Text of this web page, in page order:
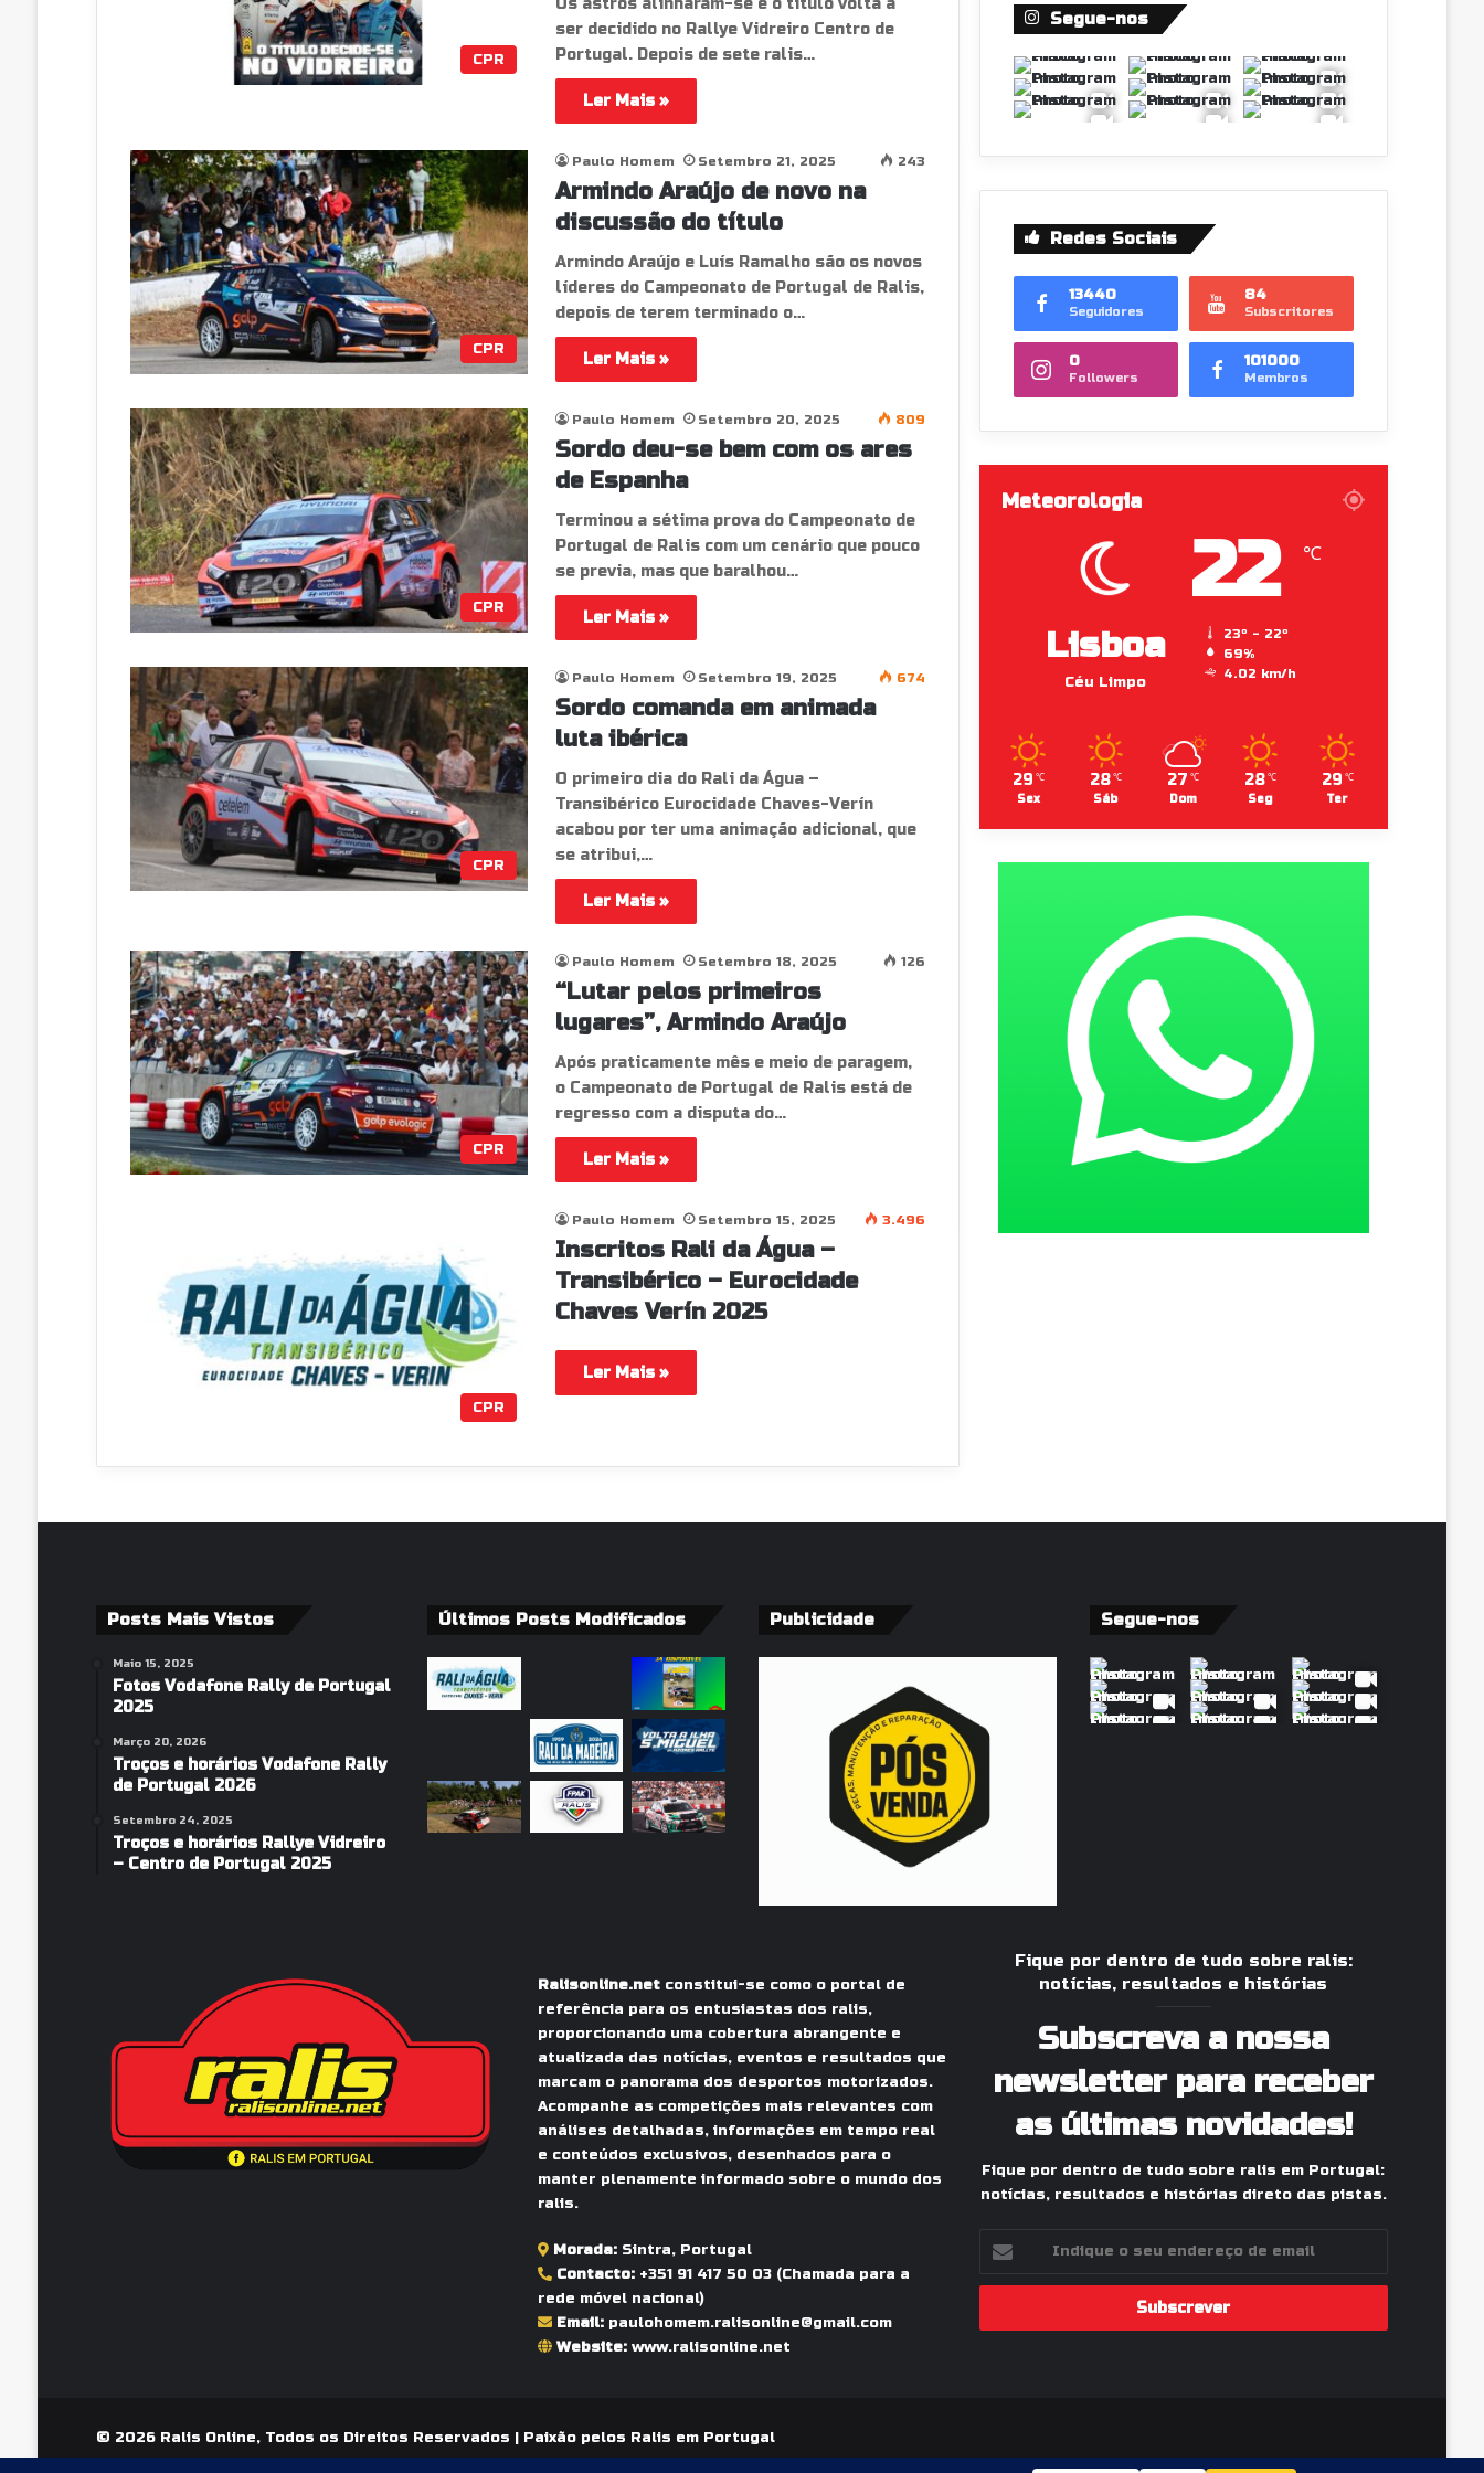
CPR
Os astros alinharam-se e o título volta a
ser decidido no Rallye Vidreiro Centro de
Portugal. Depois de sete ralis…
Ler Mais »
CPR
Paulo Homem Setembro 21, 2025 243
Armindo Araújo de novo na
discussão do título
Armindo Araújo e Luís Ramalho são os novos
líderes do Campeonato de Portugal de Ralis,
depois de terem terminado o…
Ler Mais »
CPR
Paulo Homem Setembro 20, 2025 809
Sordo deu-se bem com os ares
de Espanha
Terminou a sétima prova do Campeonato de
Portugal de Ralis com um cenário que pouco
se previa, mas que baralhou…
Ler Mais »
CPR
Paulo Homem Setembro 19, 2025 674
Sordo comanda em animada
luta ibérica
O primeiro dia do Rali da Água –
Transibérico Eurocidade Chaves-Verín
acabou por ter uma animação adicional, que
se atribui,…
Ler Mais »
CPR
Paulo Homem Setembro 18, 2025 126
“Lutar pelos primeiros
lugares”, Armindo Araújo
Após praticamente mês e meio de paragem,
o Campeonato de Portugal de Ralis está de
regresso com a disputa do…
Ler Mais »
CPR
Paulo Homem Setembro 15, 2025 3.496
Inscritos Rali da Água –
Transibérico – Eurocidade
Chaves Verín 2025
Ler Mais »
Segue-nos
Redes Sociais
13440
Seguidores
84
Subscritores
0
Followers
101000
Membros
Meteorologia
Lisboa
Céu Limpo
22 ℃
23º - 22º
69%
4.02 km/h
29 ℃
Sex
28 ℃
Sáb
27 ℃
Dom
28 ℃
Seg
29 ℃
Ter
Posts Mais Vistos
Maio 15, 2025
Fotos Vodafone Rally de Portugal
2025
Março 20, 2026
Troços e horários Vodafone Rally
de Portugal 2026
Setembro 24, 2025
Troços e horários Rallye Vidreiro
– Centro de Portugal 2025
Últimos Posts Modificados Publicidade Segue-nos
Ralisonline.netconstitui-se como o portal de
referência para os entusiastas dos ralis,
proporcionando uma cobertura abrangente e
atualizada das notícias, eventos e resultados que
marcam o panorama dos desportos motorizados.
Acompanhe as competições mais relevantes com
análises detalhadas, informações em tempo real
e conteúdos exclusivos, desenhados para o
manter plenamente informado sobre o mundo dos
ralis.
Morada:Sintra, Portugal
Contacto: +351 91 417 50 03(Chamada para a
rede móvel nacional)
Email: paulohomem.ralisonline@gmail.com
Website: www.ralisonline.net
Fique por dentro de tudo sobre ralis:
notícias, resultados e histórias
Subscreva a nossa
newsletter para receber
as últimas novidades!
Fique por dentro de tudo sobre ralis em Portugal:
notícias, resultados e histórias direto das pistas.
seu
de
© 2026 Ralis Online, Todos os Direitos Reservados | Paixão pelos Ralis em Portugal